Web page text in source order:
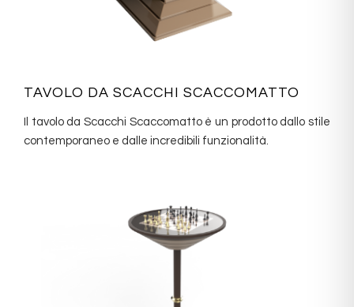
TAVOLO DA SCACCHI SCACCOMATTO
Il tavolo da Scacchi Scaccomatto è un prodotto dallo stile
contemporaneo e dalle incredibili funzionalità.